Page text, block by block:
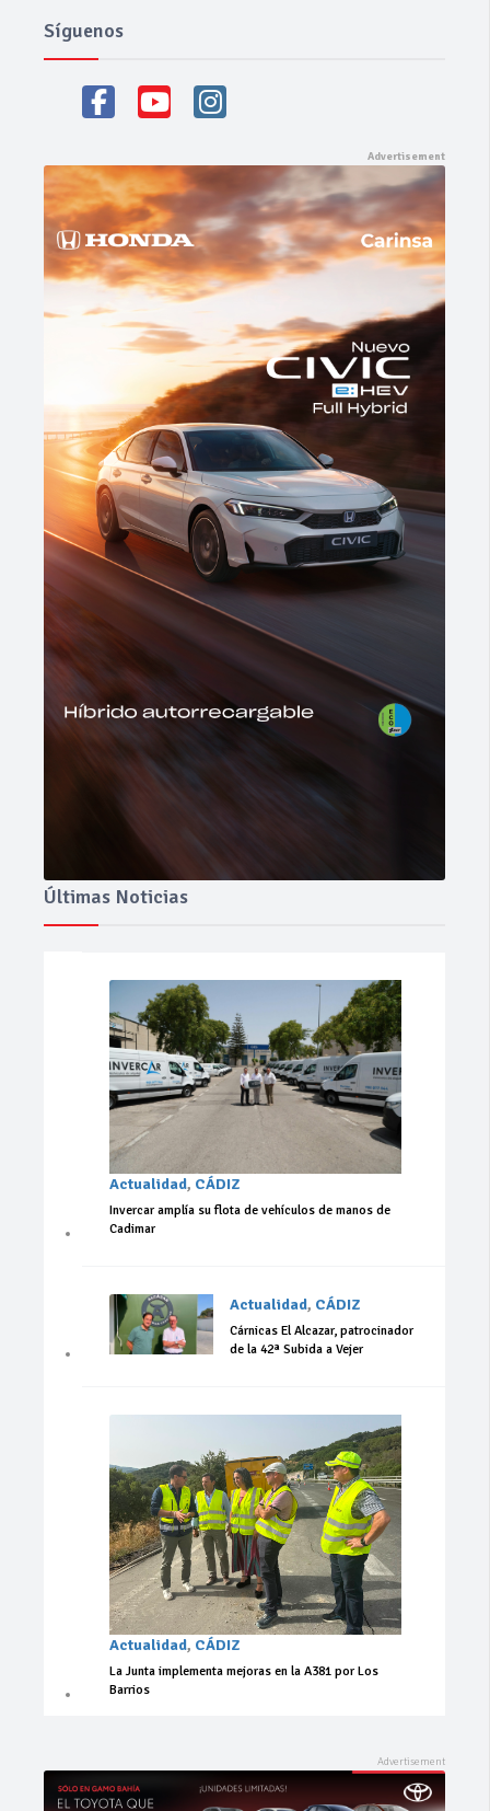
Síguenos
Últimas Noticias
Actualidad, CÁDIZ
Invercar amplía su flota de vehículos de manos de
Cadimar
Actualidad, CÁDIZ
Cárnicas El Alcazar, patrocinador
de la 42ª Subida a Vejer
Actualidad, CÁDIZ
La Junta implementa mejoras en la A381 por Los
Barrios